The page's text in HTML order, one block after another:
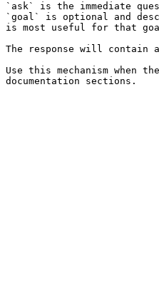
`ask` is the immediate
`goal` is optional and
is most useful for that
The response will contain
Use this mechanism